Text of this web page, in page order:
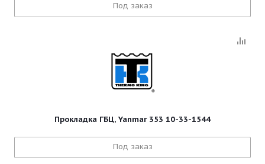
Под заказ
Прокладка ГБЦ, Yanmar 353 10-33-1544
Под заказ